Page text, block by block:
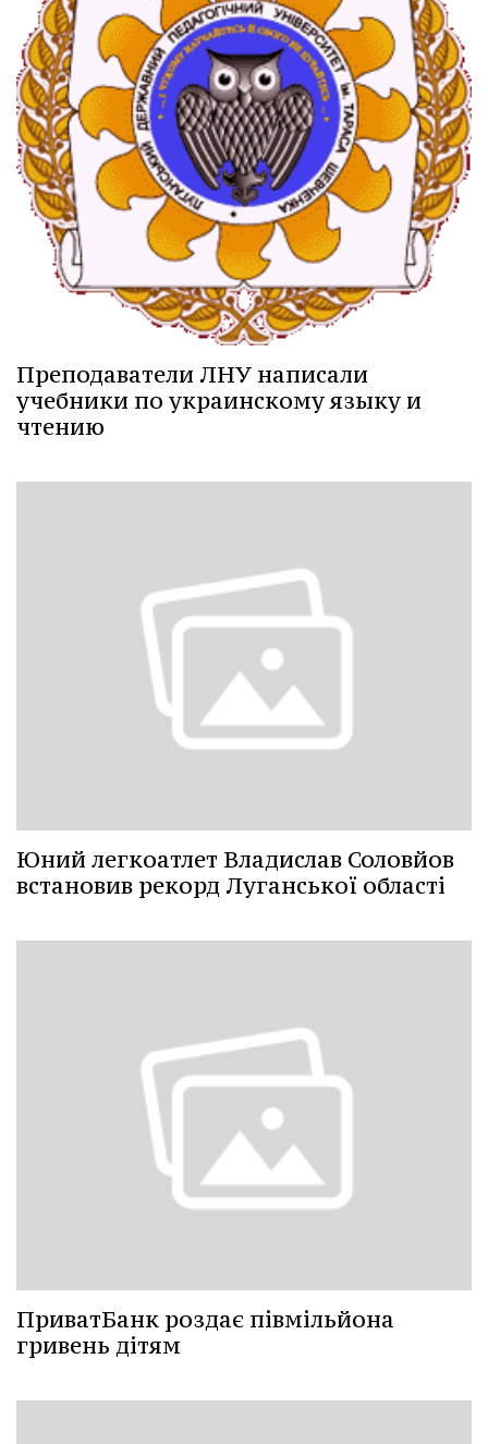
Преподаватели ЛНУ написали
учебники по украинскому языку и
чтению
Юний легкоатлет Владислав Соловйов
встановив рекорд Луганської області
ПриватБанк роздає півмільйона
гривень дітям